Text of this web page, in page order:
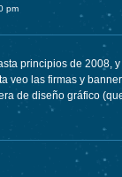
pm
principios de 2008,
veo las firmas y
de diseño gráfico